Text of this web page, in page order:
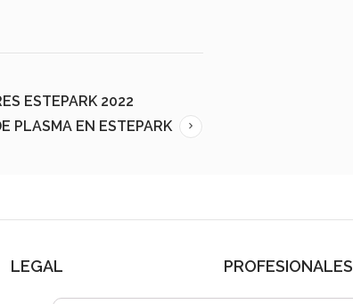
ESTEPARK 2022
PLASMA EN ESTEPARK
LEGAL PROFESIONALES